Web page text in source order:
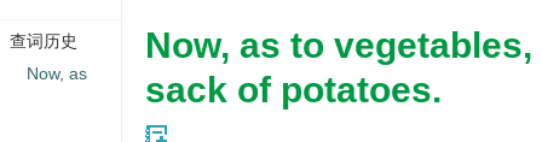
Now, as to
sack of potatoes.
查词历史
Now, as